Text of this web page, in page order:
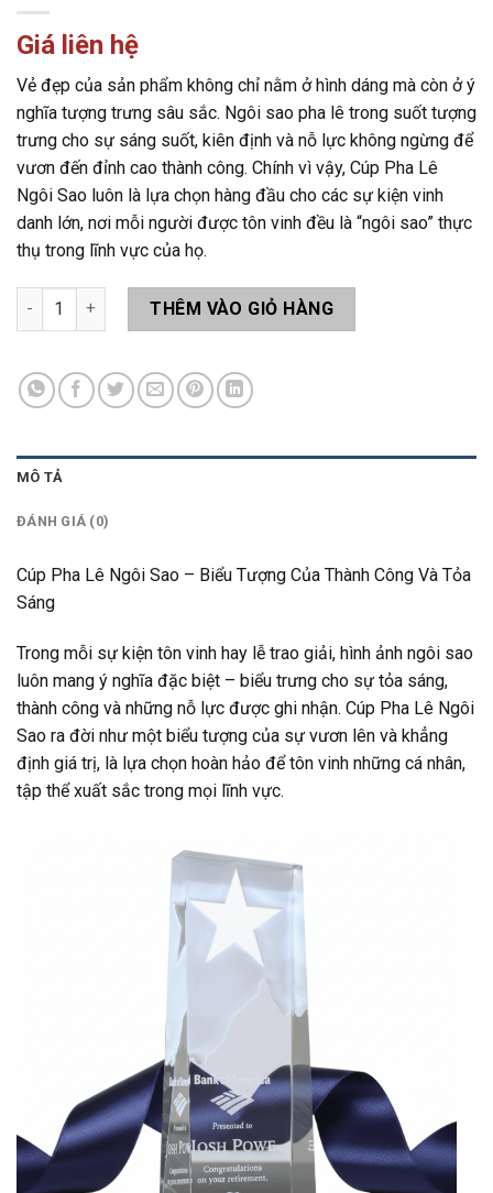
Giá liên hệ
Vẻ đẹp của sản phẩm không chỉ nằm ở hình dáng mà còn ở ý
nghĩa tượng trưng sâu sắc. Ngôi sao pha lê trong suốt tượng
trưng cho sự sáng suốt, kiên định và nỗ lực không ngừng để
vươn đến đỉnh cao thành công. Chính vì vậy, Cúp Pha Lê
Ngôi Sao luôn là lựa chọn hàng đầu cho các sự kiện vinh
danh lớn, nơi mỗi người được tôn vinh đều là “ngôi sao” thực
thụ trong lĩnh vực của họ.
Cúp Ngôi Sao LAS16 số lượngTHÊM VÀO GIỎ HÀNG
MÔ TẢ
ĐÁNH GIÁ (0)
Cúp Pha Lê Ngôi Sao – Biểu Tượng Của Thành Công Và Tỏa
Sáng
Trong mỗi sự kiện tôn vinh hay lễ trao giải, hình ảnh ngôi sao
luôn mang ý nghĩa đặc biệt – biểu trưng cho sự tỏa sáng,
thành công và những nỗ lực được ghi nhận. Cúp Pha Lê Ngôi
Sao ra đời như một biểu tượng của sự vươn lên và khẳng
định giá trị, là lựa chọn hoàn hảo để tôn vinh những cá nhân,
tập thể xuất sắc trong mọi lĩnh vực.